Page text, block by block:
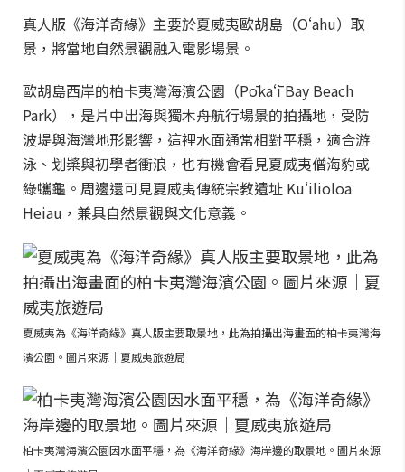
真人版《海洋奇緣》主要於夏威夷歐胡島（Oʻahu）取
景，將當地自然景觀融入電影場景。
歐胡島西岸的柏卡夷灣海濱公園（Pōkaʻī Bay Beach
Park），是片中出海與獨木舟航行場景的拍攝地，受防
波堤與海灣地形影響，這裡水面通常相對平穩，適合游
泳、划槳與初學者衝浪，也有機會看見夏威夷僧海豹或
綠蠵龜。周邊還可見夏威夷傳統宗教遺址 Kuʻilioloa
Heiau，兼具自然景觀與文化意義。
夏威夷為《海洋奇緣》真人版主要取景地，此為拍攝出海畫面的柏卡夷灣海
濱公園。圖片來源｜夏威夷旅遊局
柏卡夷灣海濱公園因水面平穩，為《海洋奇緣》海岸邊的取景地。圖片來源